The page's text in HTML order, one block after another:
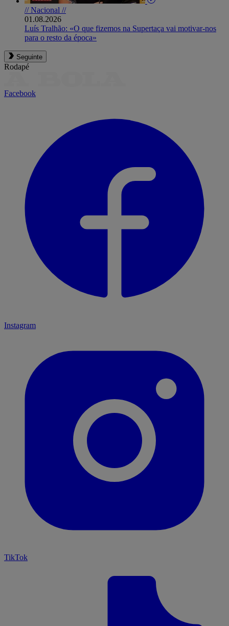
// Nacional //
01.08.2026
Luís Tralhão: «O que fizemos na Supertaça vai motivar-nos
para o resto da época»
Seguinte
Rodapé
Facebook
Instagram
TikTok